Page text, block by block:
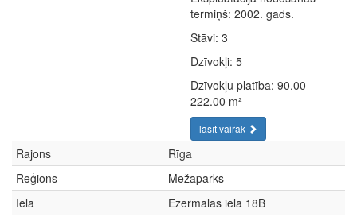
termiņš: 2002. gads.
Stāvi: 3
Dzīvokļi: 5
Dzīvokļu platība: 90.00 -
222.00 m²
lasīt vairāk
Rajons
Rīga
Reģions
Mežaparks
Iela
Ezermalas iela 18B